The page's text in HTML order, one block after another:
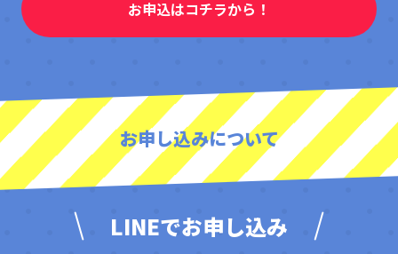
お申込はコチラから！
お申し込みについて
LINEでお申し込み